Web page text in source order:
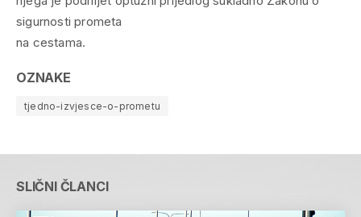
sigurnosti prometa
na cestama.
OZNAKE
tjedno-izvjesce-o-prometu
SLIČNI ČLANCI